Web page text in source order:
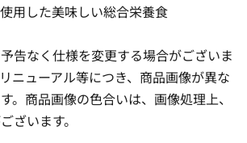
用した美味しい総合栄養食
告なく仕様を変更する場合がございま
ニューアル等につき、商品画像が異な
。商品画像の色合いは、画像処理上、
ざいます。